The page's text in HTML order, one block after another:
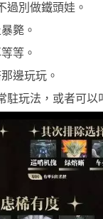
過別做鐵頭娃。
斃。
等。
邊玩玩。
駐玩法，或者可以